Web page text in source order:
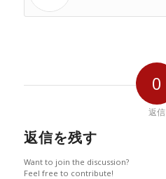
0
返信
返信を残す
Want to join the discussion?
Feel free to contribute!